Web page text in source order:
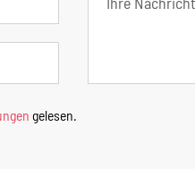
gelesen.